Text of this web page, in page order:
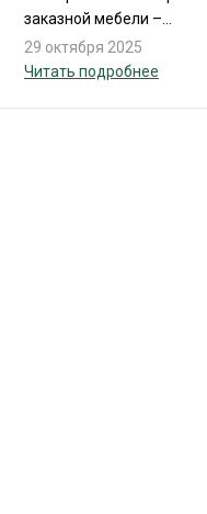
заказной мебели –...
29 октября 2025
Читать подробнее